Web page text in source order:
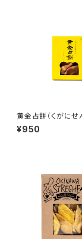
黄金占餅（くがにせ
¥950